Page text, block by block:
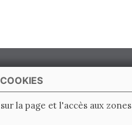
la page et l'accès aux